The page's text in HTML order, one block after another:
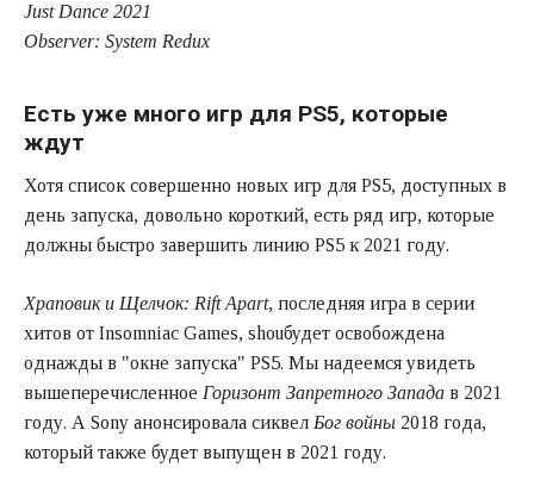
Just Dance 2021
Observer: System Redux
Есть уже много игр для PS5, которые
ждут
Хотя список совершенно новых игр для PS5, доступных в
день запуска, довольно короткий, есть ряд игр, которые
должны быстро завершить линию PS5 к 2021 году.
Храповик и Щелчок: Rift Apart, последняя игра в серии
хитов от Insomniac Games, shouбудет освобождена
однажды в "окне запуска" PS5. Мы надеемся увидеть
вышеперечисленное Горизонт Запретного Запада в 2021
году. А Sony анонсировала сиквел Бог войны 2018 года,
который также будет выпущен в 2021 году.